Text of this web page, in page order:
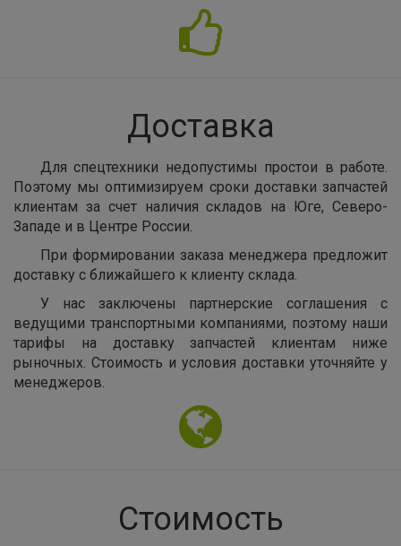
Доставка
Для спецтехники недопустимы простои в работе.
Поэтому мы оптимизируем сроки доставки запчастей
клиентам за счет наличия складов на Юге, Северо-
Западе и в Центре России.
При формировании заказа менеджера предложит
доставку с ближайшего к клиенту склада.
У нас заключены партнерские соглашения с
ведущими транспортными компаниями, поэтому наши
тарифы на доставку запчастей клиентам ниже
рыночных. Стоимость и условия доставки уточняйте у
менеджеров.
Стоимость